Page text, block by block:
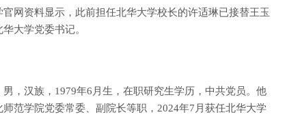
官网资料显示，此前担任北华大学校长的许适琳已接替王玉
大学党委书记。
男，汉族，1979年6月生，在职研究生学历，中共党员。他
师范学院党委常委、副院长等职，2024年7月获任北华大学